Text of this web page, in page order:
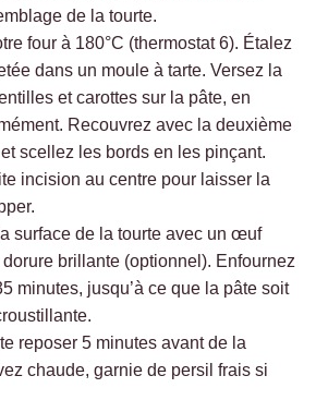
de la tourte.
four à 180°C (thermostat 6). Étalez
dans un moule à tarte. Versez la
et carottes sur la pâte, en
Recouvrez avec la deuxième
scellez les bords en les pinçant.
incision au centre pour laisser la
surface de la tourte avec un œuf
dorure brillante (optionnel). Enfournez
minutes, jusqu’à ce que la pâte soit
reposer 5 minutes avant de la
chaude, garnie de persil frais si